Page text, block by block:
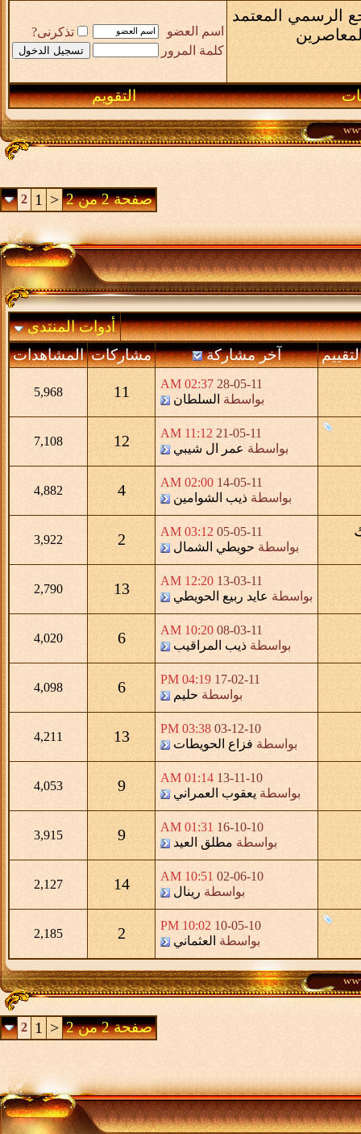
الرسمي المعتمد
اسم العضو
تذكرنى?
كلمة المرور
التقويم
صفحة 2 من 2 <
1
2
أدوات المنتدى
آخر مشاركة مشاركات المشاهدات
28-05-11
02:37 AM
بواسطة السلطان 11
5,968
21-05-11
11:12 AM
بواسطة عمر ال شيبي 12
7,108
14-05-11
02:00 AM
بواسطة ذيب الشوامين 4
4,882
05-05-11
03:12 AM
بواسطة حويطي الشمال 2
3,922
13-03-11
12:20 AM
بواسطة عايد ربيع الحويطي 13
2,790
08-03-11
10:20 AM
بواسطة ذيب المراقيب 6
4,020
17-02-11
04:19 PM
بواسطة حليم 6
4,098
03-12-10
03:38 PM
بواسطة فزاع الحويطات 13
4,211
13-11-10
01:14 AM
بواسطة يعقوب العمراني 9
4,053
16-10-10
01:31 AM
بواسطة مطلق العيد 9
3,915
02-06-10
10:51 AM
بواسطة رينال 14
2,127
10-05-10
10:02 PM
بواسطة العثماني 2
2,185
صفحة 2 من 2 <
1
2